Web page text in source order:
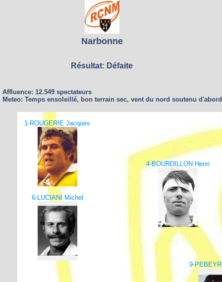
Narbonne
Résultat: Défaite
Affluence: 12.549 spectateurs
Meteo: Temps ensoleillé, bon terrain sec, vent du nord soutenu
1-ROUGERIE Jacques
4-BOURDILLON Henri
6-LUCIANI Michel
9-